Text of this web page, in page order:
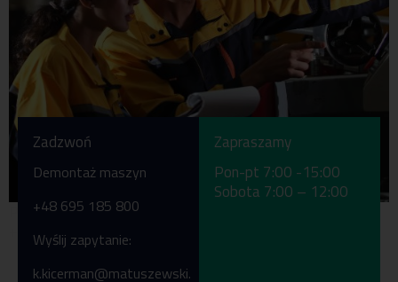
Pon-pt 7:00 -15:00
+48 56 46 54 888
Zadzwoń
Demontaż maszyn
+48 695 185 800
Wyślij zapytanie:
k.kicerman@matuszewski.
Zapraszamy
Pon-pt 7:00 -15:00
Sobota 7:00 – 12:00